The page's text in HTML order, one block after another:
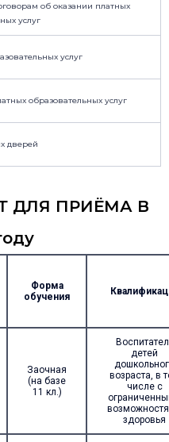
об оказании платных
услуг
услуг
образовательных услуг
дверей
ДЛЯ ПРИЁМА В
Форма
обучения
Заочная
(на базе
11 кл.)
детей
возраста, в
числе с
здоровья